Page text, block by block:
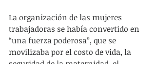
La organización de las mujeres
trabajadoras se había convertido en
“una fuerza poderosa”, que se
movilizaba por el costo de vida, la